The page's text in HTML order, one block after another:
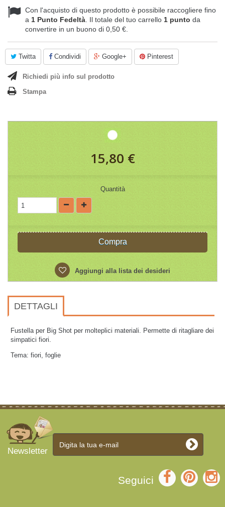
Con l'acquisto di questo prodotto è possibile raccogliere fino
a 1 Punto Fedeltà . Il totale del tuo carrello 1 punto da
convertire in un buono di 0,50 €
Twitta Condividi Google+ Pinterest
Richiedi più info sul prodotto
Stampa
15,80 €
Quantità
Compra
Aggiungi alla lista dei desideri
DETTAGLI
Fustella per Big Shot per molteplici materiali. Permette di ritagliare dei
simpatici fiori.
Tema: fiori, foglie
Newsletter
Seguici